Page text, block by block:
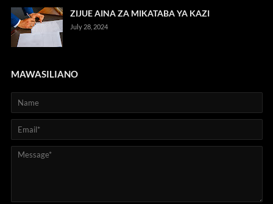
ZIJUE AINA ZA MIKATABA YA KAZI
July 28, 2024
MAWASILIANO